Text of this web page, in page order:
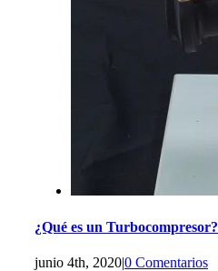
¿Qué es un Turbocompresor?
junio 4th, 2020|0 Comentarios